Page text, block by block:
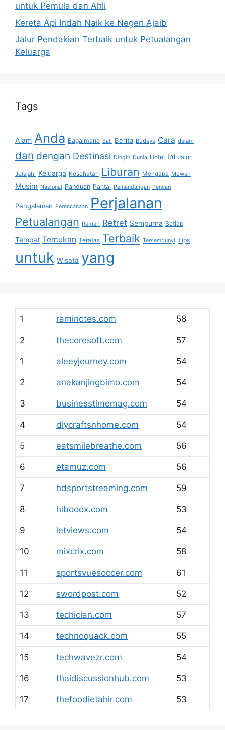
untuk Pemula dan Ahli
Kereta Api Indah Naik ke Negeri Ajaib
Jalur Pendakian Terbaik untuk Petualangan
Keluarga
Tags
Alam Anda Bagaimana Bali Berita Budaya Cara dalam
dan dengan Destinasi Dingin Dunia Hotel Ini Jalur
Jelajahi Keluarga Kesehatan Liburan Mengapa Mewah
Musim Nasional Panduan Pantai Pemandangan Pencari
Pengalaman Perencanaan Perjalanan
Petualangan Ramah Retret Sempurna Setiap
Tempat Temukan Teratas Terbaik Tersembunyi Tips
untuk Wisata yang
1 raminotes.com 58
2 thecoresoft.com 57
1 aleeyjourney.com 54
2 anakanjingbimo.com 54
3 businesstimemag.com 54
4 diycraftsnhome.com 54
5 eatsmilebreathe.com 56
6 etamuz.com 56
7 hdsportstreaming.com 59
8 hibooox.com 53
9 letviews.com 54
10 mixcrix.com 58
11 sportsvuesoccer.com 61
12 swordpost.com 52
13 techiclan.com 57
14 technoquack.com 55
15 techwavezr.com 54
16 thaidiscussionhub.com 53
17 thefoodietahir.com 53